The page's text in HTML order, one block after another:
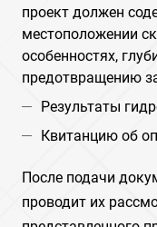
проект должен
местоположении
особенностях,
предотвращению
Результаты
Квитанцию об
После подачи
проводит их